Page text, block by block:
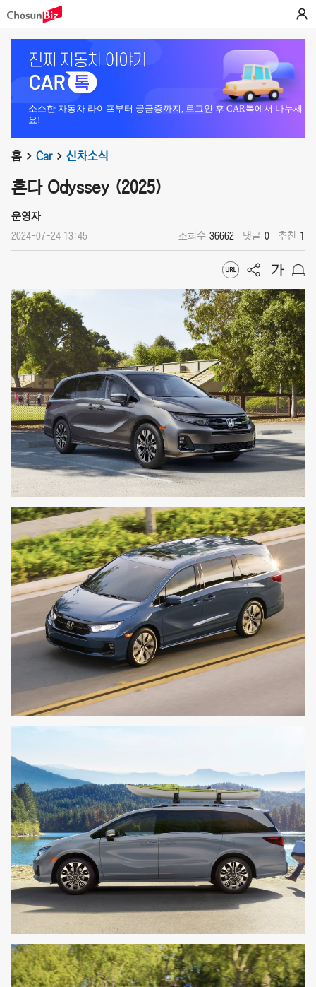
소소한 자동차 라이프부터 궁금증까지, 로그인 후 CAR톡에서 나누세
요!
홈 Car 신차소식
혼다 Odyssey (2025)
운영자
2024-07-24 13:45 조회수 36662 댓글 0 추천 1